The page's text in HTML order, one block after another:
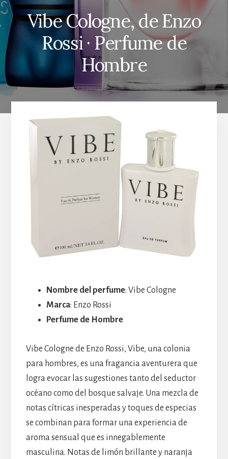
Vibe Cologne, de Enzo
Rossi · Perfume de
Hombre
Nombre del perfume: Vibe Cologne
Marca: Enzo Rossi
Perfume de Hombre
Vibe Cologne de Enzo Rossi, Vibe, una colonia
para hombres, es una fragancia aventurera que
logra evocar las sugestiones tanto del seductor
océano como del bosque salvaje. Una mezcla de
notas cítricas inesperadas y toques de especias
se combinan para formar una experiencia de
aroma sensual que es innegablemente
masculina. Notas de limón brillante y naranja